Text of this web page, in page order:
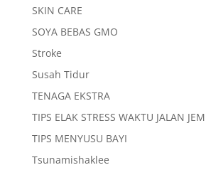
SKIN CARE
SOYA BEBAS GMO
Stroke
Susah Tidur
TENAGA EKSTRA
TIPS ELAK STRESS WAKTU JALAN JEM
TIPS MENYUSU BAYI
Tsunamishaklee